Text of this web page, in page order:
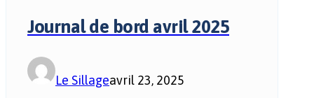
Journal de bord avril 2025
Le Sillageavril 23, 2025